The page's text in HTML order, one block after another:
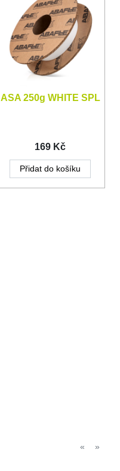
ASA 250g WHITE SPL
169 Kč
Přidat do košíku
« »